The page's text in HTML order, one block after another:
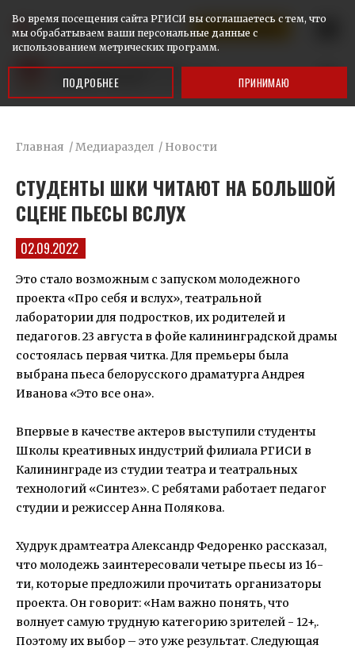
КАЛИНИНГРАД
Главная /Медиараздел / Новости
СТУДЕНТЫ ШКИ ЧИТАЮТ НА БОЛЬШОЙ
СЦЕНЕ ПЬЕСЫ ВСЛУХ
02.09.2022
Это стало возможным с запуском молодежного
проекта «Про себя и вслух», театральной
лаборатории для подростков, их родителей и
педагогов. 23 августа в фойе калининградской драмы
состоялась первая читка. Для премьеры была
выбрана пьеса белорусского драматурга Андрея
Иванова «Это все она».
Впервые в качестве актеров выступили студенты
Школы креативных индустрий филиала РГИСИ в
Калининграде из студии театра и театральных
технологий «Синтез». С ребятами работает педагог
студии и режиссер Анна Полякова.
Худрук драмтеатра Александр Федоренко рассказал,
что молодежь заинтересовали четыре пьесы из 16-
ти, которые предложили прочитать организаторы
проекта. Он говорит: «Нам важно понять, что
волнует самую трудную категорию зрителей - 12+,.
Поэтому их выбор – это уже результат. Следующая
Во время посещения сайта РГИСИ вы соглашаетесь с тем, что
мы обрабатываем ваши персональные данные с
использованием метрических программ.
ПОДРОБНЕЕ ПРИНИМАЮ